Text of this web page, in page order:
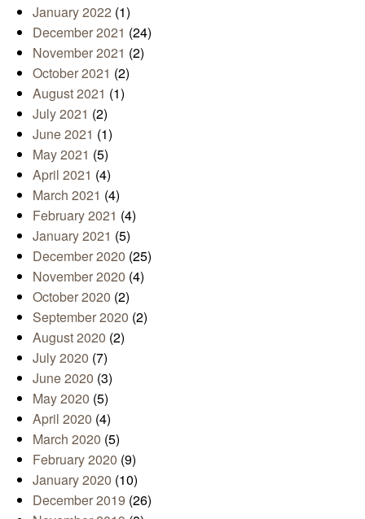
January 2022 (1)
December 2021 (24)
November 2021 (2)
October 2021 (2)
August 2021 (1)
July 2021 (2)
June 2021 (1)
May 2021 (5)
April 2021 (4)
March 2021 (4)
February 2021 (4)
January 2021 (5)
December 2020 (25)
November 2020 (4)
October 2020 (2)
September 2020 (2)
August 2020 (2)
July 2020 (7)
June 2020 (3)
May 2020 (5)
April 2020 (4)
March 2020 (5)
February 2020 (9)
January 2020 (10)
December 2019 (26)